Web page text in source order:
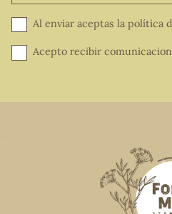
Al enviar aceptas la política
Acepto recibir